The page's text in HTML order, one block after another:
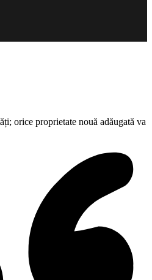
orice proprietate nouă adăugată va